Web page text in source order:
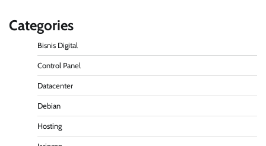
Categories
Bisnis Digital
Control Panel
Datacenter
Debian
Hosting